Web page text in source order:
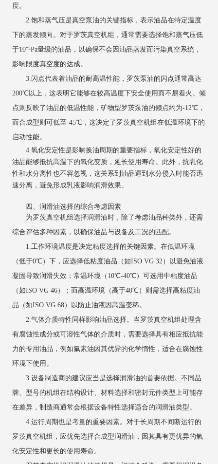
度。
2.饱和蒸气压是真空泵油的关键指标，表示油品在特定温度
下的蒸发倾向。对于罗茨真空机组，通常需要选择饱和蒸气压低
于10⁻⁵Pa量级的油品，以确保不会因油品蒸发而污染真空系统，
影响限度真空度的达成。
3.闪点代表着油品的耐高温性能，罗茨泵油的闪点通常高达
200℃以上，这表明它能够在较高温度下安全使用而不易着火。倾
点则反映了油品的低温性能，矿物型罗茨泵油的倾点约为-12℃，
而合成型则可低至-45℃，这决定了罗茨真空机组在低温环境下的
启动性能。
4.氧化安定性是影响换油周期的重要指标，氧化安定性好的
油品能够抵抗高温下的氧化变质，延长使用寿命。此外，抗乳化
性和水分离性也不容忽视，这关系到油品遇到水分侵入时能否迅
速分离，避免形成乳液影响润滑效果。
四、润滑油选择的综合考虑因素
为罗茨真空机组选择润滑油时，除了考虑油品种类外，还需
综合评估多种因素，以确保油品与设备及工况的匹配。
1.工作环境温度是决定粘度选择的关键因素。在低温环境
（低于0℃）下，应选择低粘度油品（如ISO VG 32）以避免油液
凝固导致润滑失效；常温环境（10℃-40℃）可选用中粘度油品
（如ISO VG 46）；而高温环境（高于40℃）则需选择高粘度油
品（如ISO VG 68）以防止油液因高温变稀。
2.气体介质特性同样影响油品选择。当罗茨真空机组处理含
有腐蚀性成分或可溶性气体的介质时，需要选择具有相应抵抗能
力的专用油品，例如氟素油因其优异的化学惰性，适合在腐蚀性
环境下使用。
3.设备制造商的建议应当是选择润滑油的首要依据。不同品
牌、型号的机组在结构设计、材料选择和密封元件类型上可能存
在差异，制造商通常会根据设备特性选择适合的润滑油类型。
4.运行周期也是考量的重要因素。对于长周期不间断运行的
罗茨真空机组，应优先选择合成型润滑油，因其具有更优异的氧
化安定性和更长的使用寿命。